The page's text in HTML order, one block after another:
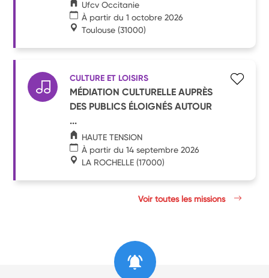
Ufcv Occitanie
À partir du 1 octobre 2026
Toulouse (31000)
CULTURE ET LOISIRS
MÉDIATION CULTURELLE AUPRÈS
DES PUBLICS ÉLOIGNÉS AUTOUR
...
HAUTE TENSION
À partir du 14 septembre 2026
LA ROCHELLE (17000)
Voir toutes les missions